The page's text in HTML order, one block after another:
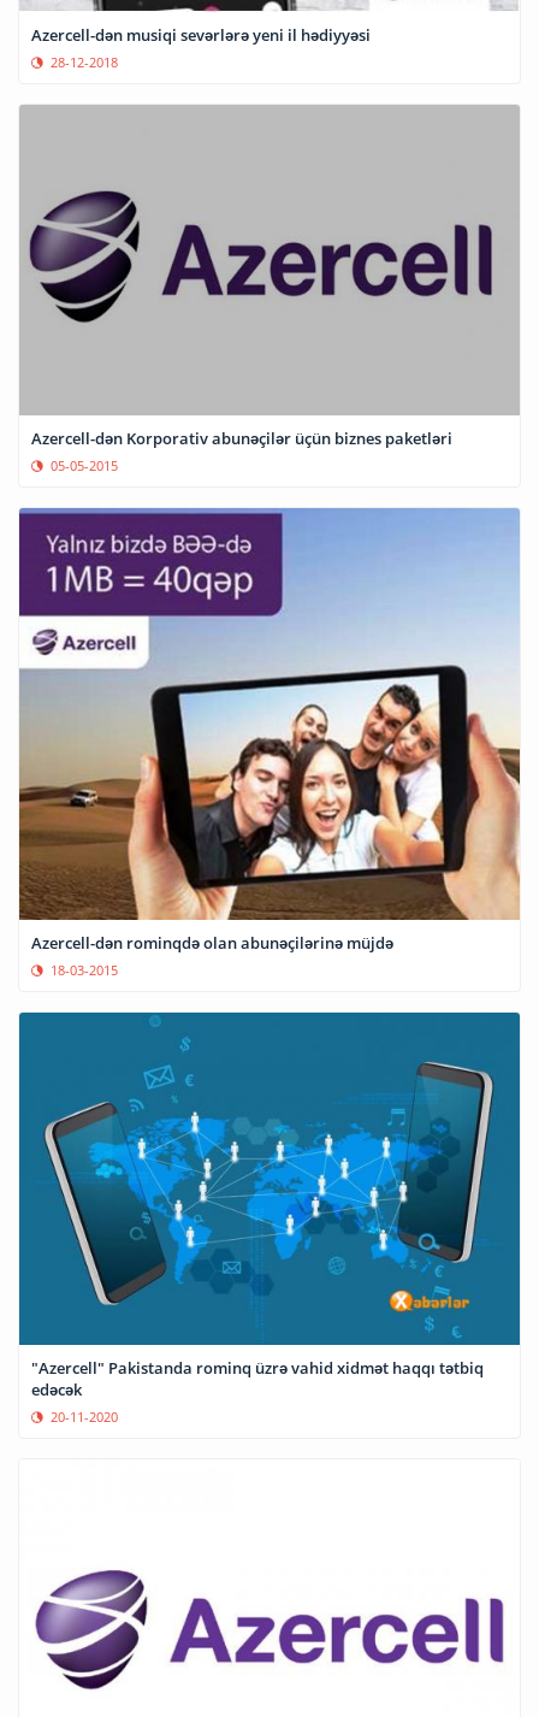
Azercell-dən musiqi sevərlərə yeni il hədiyyəsi
28-12-2018
Azercell-dən Korporativ abunəçilər üçün biznes paketləri
05-05-2015
Azercell-dən rominqdə olan abunəçilərinə müjdə
18-03-2015
"Azercell" Pakistanda rominq üzrə vahid xidmət haqqı tətbiq
edəcək
20-11-2020